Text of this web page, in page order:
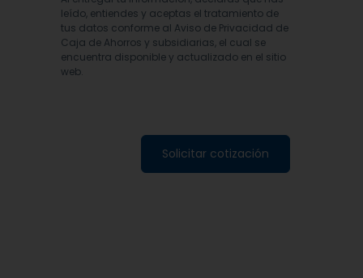
leído, entiendes y aceptas el tratamiento de
tus datos conforme al Aviso de Privacidad de
Caja de Ahorros y subsidiarias, el cual se
encuentra disponible y actualizado en el sitio
web.
Solicitar cotización